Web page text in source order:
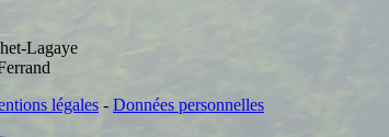
Lagaye
légales - Données personnelles